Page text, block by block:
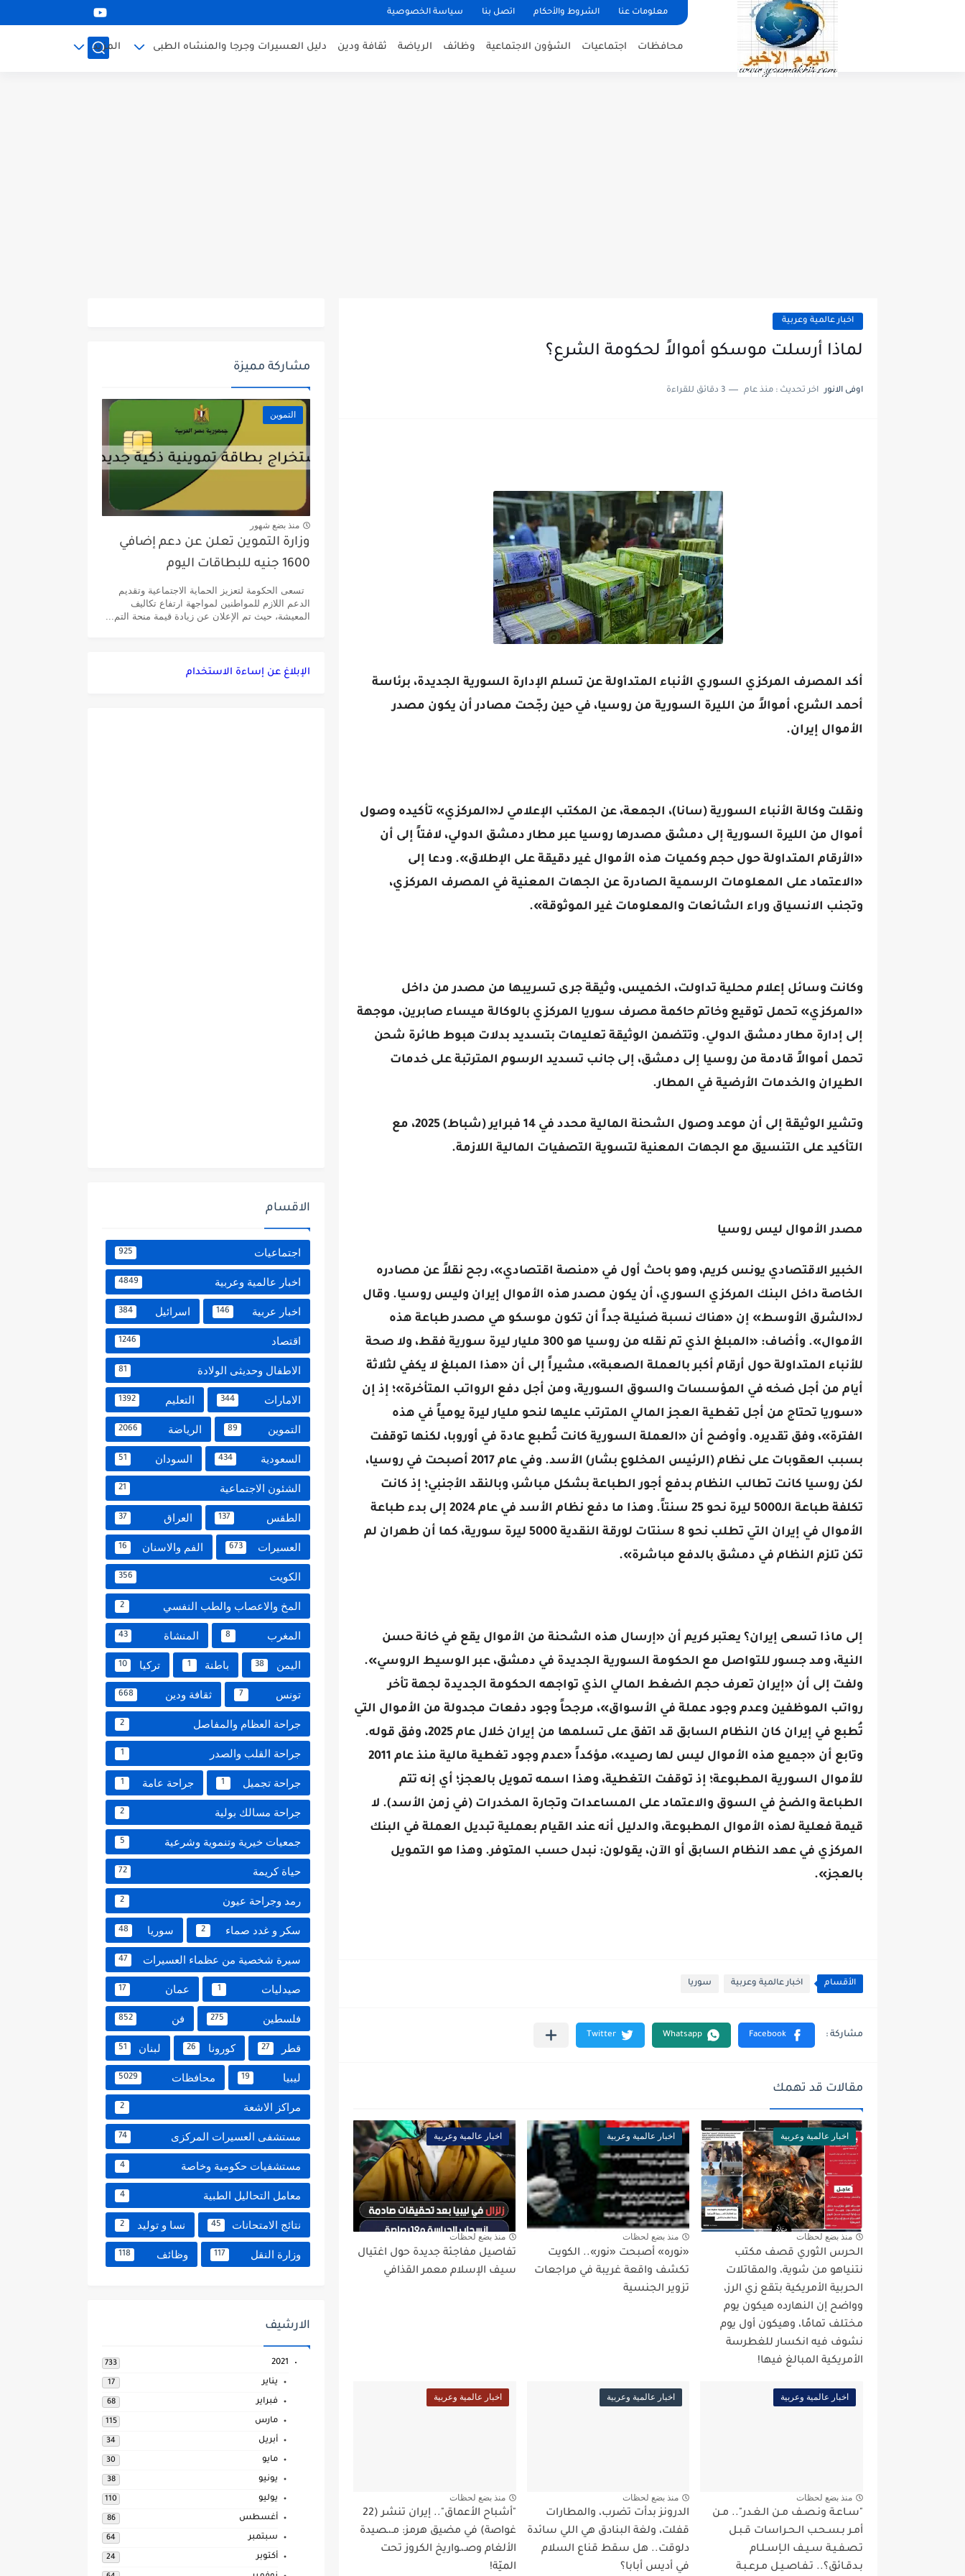
معلومات عنا الشروط والأحكام اتصل بنا سياسة الخصوصية
محافظات اجتماعيات الشؤون الاجتماعية وظائف الرياضة ثقافة ودين دليل العسيرات وجرجا والمنشاه الطبى المزيد
اخبار عالمية وعربية
لماذا أرسلت موسكو أموالاً لحكومة الشرع؟
اوفى الانور اخر تحديث : منذ عام 3 دقائق للقراءة
أكد المصرف المركزي السوري الأنباء المتداولة عن تسلم الإدارة السورية الجديدة، برئاسة
أحمد الشرع، أموالاً من الليرة السورية من روسيا، في حين رجّحت مصادر أن يكون مصدر
الأموال إيران.
ونقلت وكالة الأنباء السورية (سانا)، الجمعة، عن المكتب الإعلامي لـ«المركزي» تأكيده وصول
أموال من الليرة السورية إلى دمشق مصدرها روسيا عبر مطار دمشق الدولي، لافتاً إلى أن
«الأرقام المتداولة حول حجم وكميات هذه الأموال غير دقيقة على الإطلاق». ودعا إلى
«الاعتماد على المعلومات الرسمية الصادرة عن الجهات المعنية في المصرف المركزي،
وتجنب الانسياق وراء الشائعات والمعلومات غير الموثوقة».
وكانت وسائل إعلام محلية تداولت، الخميس، وثيقة جرى تسريبها من مصدر من داخل
«المركزي» تحمل توقيع وخاتم حاكمة مصرف سوريا المركزي بالوكالة ميساء صابرين، موجهة
إلى إدارة مطار دمشق الدولي. وتتضمن الوثيقة تعليمات بتسديد بدلات هبوط طائرة شحن
تحمل أموالاً قادمة من روسيا إلى دمشق، إلى جانب تسديد الرسوم المترتبة على خدمات
الطيران والخدمات الأرضية في المطار.
وتشير الوثيقة إلى أن موعد وصول الشحنة المالية محدد في 14 فبراير (شباط) 2025، مع
التأكيد على التنسيق مع الجهات المعنية لتسوية التصفيات المالية اللازمة.
مصدر الأموال ليس روسيا
الخبير الاقتصادي يونس كريم، وهو باحث أول في «منصة اقتصادي»، رجح نقلاً عن مصادره
الخاصة داخل البنك المركزي السوري، أن يكون مصدر هذه الأموال إيران وليس روسيا. وقال
لـ«الشرق الأوسط» إن «هناك نسبة ضئيلة جداً أن تكون موسكو هي مصدر طباعة هذه
الأموال». وأضاف: «المبلغ الذي تم نقله من روسيا هو 300 مليار ليرة سورية فقط، ولا صحة
للأنباء المتداولة حول أرقام أكبر بالعملة الصعبة»، مشيراً إلى أن «هذا المبلغ لا يكفي لثلاثة
أيام من أجل ضخه في المؤسسات والسوق السورية، ومن أجل دفع الرواتب المتأخرة»؛ إذ إن
«سوريا تحتاج من أجل تغطية العجز المالي المترتب عليها لنحو مليار ليرة يومياً في هذه
الفترة»، وفق تقديره. وأوضح أن «العملة السورية كانت تُطبع عادة في أوروبا، لكنها توقفت
بسبب العقوبات على نظام (الرئيس المخلوع بشار) الأسد. وفي عام 2017 أصبحت في روسيا،
لكن روسيا كانت تطالب النظام بدفع أجور الطباعة بشكل مباشر، وبالنقد الأجنبي؛ إذ كانت
تكلفة طباعة الـ5000 ليرة نحو 25 سنتاً. وهذا ما دفع نظام الأسد في عام 2024 إلى بدء طباعة
الأموال في إيران التي تطلب نحو 8 سنتات لورقة النقدية 5000 ليرة سورية، كما أن طهران لم
تكن تلزم النظام في دمشق بالدفع مباشرة».
إلى ماذا تسعى إيران؟ يعتبر كريم أن «إرسال هذه الشحنة من الأموال يقع في خانة حسن
النية، ومد جسور للتواصل مع الحكومة السورية الجديدة في دمشق، عبر الوسيط الروسي».
ولفت إلى أن «إيران تعرف حجم الضغط المالي الذي تواجهه الحكومة الجديدة لجهة تأخر
رواتب الموظفين وعدم وجود عملة في الأسواق»، مرجحاً وجود دفعات مجدولة من الأموال التي
تُطبع في إيران كان النظام السابق قد اتفق على تسلمها من إيران خلال عام 2025، وفق قوله.
وتابع أن «جميع هذه الأموال ليس لها رصيد»، مؤكداً «عدم وجود تغطية مالية منذ عام 2011
للأموال السورية المطبوعة؛ إذ توقفت التغطية، وهذا اسمه تمويل بالعجز؛ أي إنه تتم
الطباعة والضخ في السوق والاعتماد على المساعدات وتجارة المخدرات (في زمن الأسد). لا
قيمة فعلية لهذه الأموال المطبوعة، والدليل أنه عند القيام بعملية تبديل العملة في البنك
المركزي في عهد النظام السابق أو الآن، يقولون: نبدل حسب المتوفر. وهذا هو التمويل
بالعجز».
الأقسام اخبار عالمية وعربية سوريا
مقالات قد تهمك
اخبار عالمية وعربية
منذ بضع لحظات
الحرس الثوري قصف مكتب
نتنياهو من شوية، والمقاتلات
الحربية الأمريكية بتقع زي الرز،
وواضح إن النهارده هيكون يوم
مختلف تمامًا، وهيكون أول يوم
نشوف فيه انكسار للغطرسة
الأمريكية المبالغ فيها!
اخبار عالمية وعربية
منذ بضع لحظات
«نوره» أصبحت «نور».. الكويت
تكشف واقعة غريبة في مراجعات
تزوير الجنسية
اخبار عالمية وعربية
منذ بضع لحظات
تفاصيل مفاجئة جديدة حول اغتيال
سيف الإسلام معمر القذافي
اخبار عالمية وعربية
منذ بضع لحظات
"سـاعـة ونـصـف مـن الـغـدر".. مـن
أمـر بـسـحـب الـحـراسات قـبـل
تـصـفـيـة سـيـف الـإسـلـام
بـدقـائق؟.. تـفـاصـيـل مـرعـبـة
اخبار عالمية وعربية
منذ بضع لحظات
الدرونز بدأت تضرب، والمطارات
قفلت، ولغة البنادق هي اللي سائدة
دلوقت.. هل سقط قناع السلام
في أديس أبابا؟
اخبار عالمية وعربية
منذ بضع لحظات
"أشباح الأعماق".. إيران تنشر (22
غواصة) في مضيق هرمز: مـ،ـصيدة
الألغام وصـ،ـواريخ الكروز تحت
الميّة!
مشاركة مميزة
التموين
منذ بضع شهور
وزارة التموين تعلن عن دعم إضافي
1600 جنيه للبطاقات اليوم
تسعى الحكومة لتعزيز الحماية الاجتماعية وتقديم
الدعم اللازم للمواطنين لمواجهة ارتفاع تكاليف
المعيشة، حيث تم الإعلان عن زيادة قيمة منحة التم...
الإبلاغ عن إساءة الاستخدام
الاقسام
اجتماعيات 925
اخبار عالمية وعربية 4849
اخبار عربية 146 اسرائيل 384
اقتصاد 1246
الاطفال وحديثى الولادة 81
الامارات 344 التعليم 1392
التموين 89 الرياضة 2066
السعودية 434 السودان 51
الشئون الاجتماعية 21
الطقس 137 العراق 37
العسيرات 673 الفم والاسنان 16
الكويت 356
المخ والاعصاب والطب النفسي 2
المغرب 8 المنشاة 43
اليمن 38 باطنة 1 تركيا 10
تونس 7 ثقافة ودين 668
جراحة العظام والمفاصل 2
جراحة القلب والصدر 1
جراحة تجميل 1 جراحة عامة 1
جراحة مسالك بولية 2
جمعيات خيرية وتنموية وشرعية 5
حياة كريمة 72
رمد وجراحة عيون 2
سكر و غدد صماء 2 سوريا 48
سيرة شخصية من عظماء العسيرات 47
صيدليات 1 عمان 17
فلسطين 275 فن 852
قطر 27 كورونا 26 لبنان 51
ليبيا 19 محافظات 5029
مراكز الاشعة 2
مستشفى العسيرات المركزى 74
مستشفيات حكومية وخاصة 4
معامل التحاليل الطبية 4
نتائج الامتحانات 45 نسا و توليد 2
وزارة النقل 117 وظائف 118
الارشيف
2021
733
يناير 17
فبراير 68
مارس 115
أبريل 34
مايو 30
يونيو 38
يوليو 110
أغسطس 86
سبتمبر 64
أكتوبر 24